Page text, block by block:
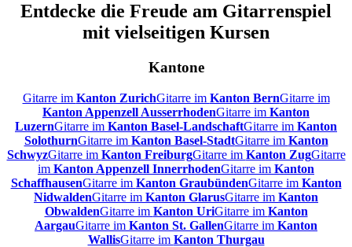
Entdecke die Freude am Gitarrenspiel
mit vielseitigen Kursen
Kantone
Gitarre im Kanton ZurichGitarre im Kanton BernGitarre im
Kanton Appenzell AusserrhodenGitarre im Kanton
LuzernGitarre im Kanton Basel-LandschaftGitarre im Kanton
SolothurnGitarre im Kanton Basel-StadtGitarre im Kanton
SchwyzGitarre im Kanton FreiburgGitarre im Kanton ZugGitarre
im Kanton Appenzell InnerrhodenGitarre im Kanton
SchaffhausenGitarre im Kanton GraubündenGitarre im Kanton
NidwaldenGitarre im Kanton GlarusGitarre im Kanton
ObwaldenGitarre im Kanton UriGitarre im Kanton
AargauGitarre im Kanton St. GallenGitarre im Kanton
WallisGitarre im Kanton Thurgau